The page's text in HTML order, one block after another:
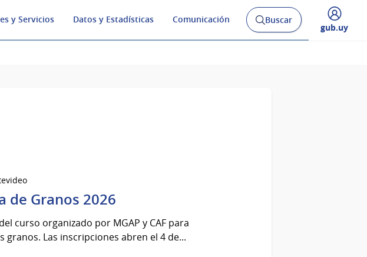
y Servicios Datos y Estadísticas Comunicación
Abrir
buscador
Buscar
Desplegar
gub.uy
de Granos 2026
curso organizado por MGAP y CAF para
Las inscripciones abren el 4 de...